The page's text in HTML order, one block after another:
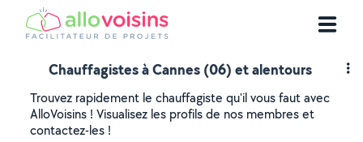
Chauffagistes à Cannes (06) et alentours
Trouvez rapidement le chauffagiste qu'il vous faut avec
AlloVoisins ! Visualisez les profils de nos membres et
contactez-les !